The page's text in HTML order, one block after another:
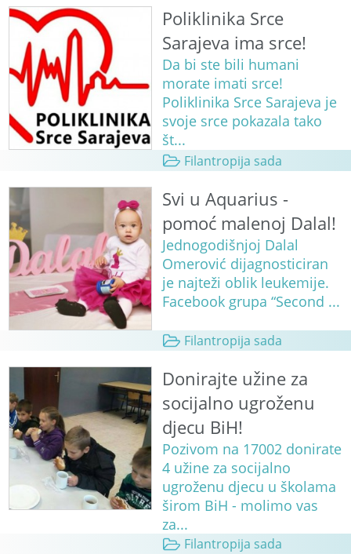
Poliklinika Srce
Sarajeva ima srce!
Da bi ste bili humani
morate imati srce!
Poliklinika Srce Sarajeva je
svoje srce pokazala tako
št...
Filantropija sada
Svi u Aquarius -
pomoć malenoj Dalal!
Jednogodišnjoj Dalal
Omerović dijagnosticiran
je najteži oblik leukemije.
Facebook grupa “Second ...
Filantropija sada
Donirajte užine za
socijalno ugroženu
djecu BiH!
Pozivom na 17002 donirate
4 užine za socijalno
ugroženu djecu u školama
širom BiH - molimo vas
za...
Filantropija sada